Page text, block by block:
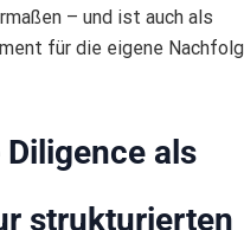
– und ist auch als
für die eigene
Diligence als
strukturierten